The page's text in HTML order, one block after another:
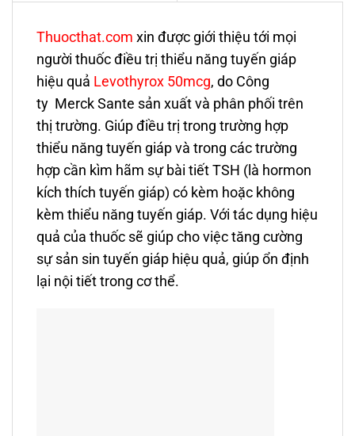
Thuocthat.com xin được giới thiệu tới mọi
người thuốc điều trị thiểu năng tuyến giáp
hiệu quả Levothyrox 50mcg, do Công
ty Merck Sante sản xuất và phân phối trên
thị trường. Giúp điều trị trong trường hợp
thiểu năng tuyến giáp và trong các trường
hợp cần kìm hãm sự bài tiết TSH (là hormon
kích thích tuyến giáp) có kèm hoặc không
kèm thiểu năng tuyến giáp. Với tác dụng hiệu
quả của thuốc sẽ giúp cho việc tăng cường
sự sản sin tuyến giáp hiệu quả, giúp ổn định
lại nội tiết trong cơ thể.